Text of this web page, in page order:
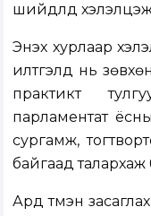
шийдлүүд
Энэхүү хурлаар
илтгэлүүд нь
практикт
парламентат
сургамж,
байгаад
Ард түмэн